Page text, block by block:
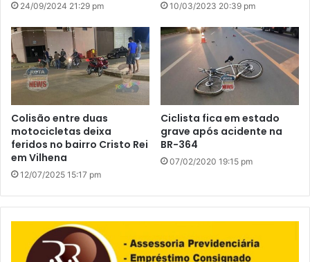
24/09/2024 21:29 pm 10/03/2023 20:39 pm
Colisão entre duas
motocicletas deixa
feridos no bairro Cristo Rei
em Vilhena
12/07/2025 15:17 pm
Ciclista fica em estado
grave após acidente na
BR-364
07/02/2020 19:15 pm